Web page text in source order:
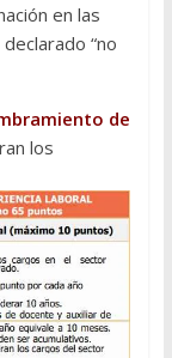
en las
“no
de
los